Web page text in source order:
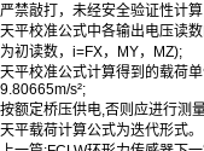
严禁敲打，未经安全验证性计
天平校准公式中各输出电压读
为初读数，i=FX，MY，MZ);
天平校准公式计算得到的载荷
9.80665m/s²;
按额定桥压供电,否则应进行测
天平载荷计算公式为迭代形式。